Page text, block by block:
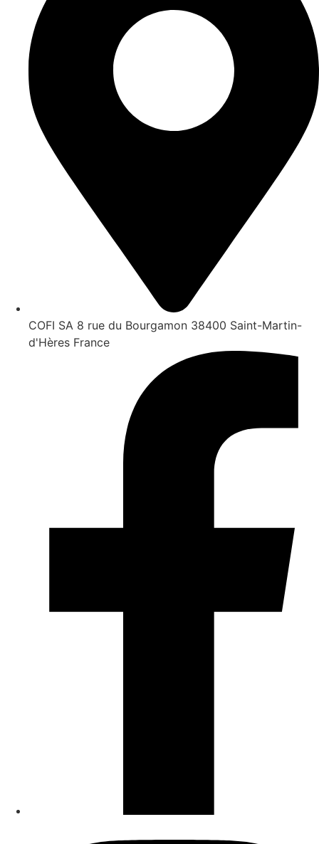
COFI SA 8 rue du Bourgamon 38400 Saint-Martin-
d'Hères France